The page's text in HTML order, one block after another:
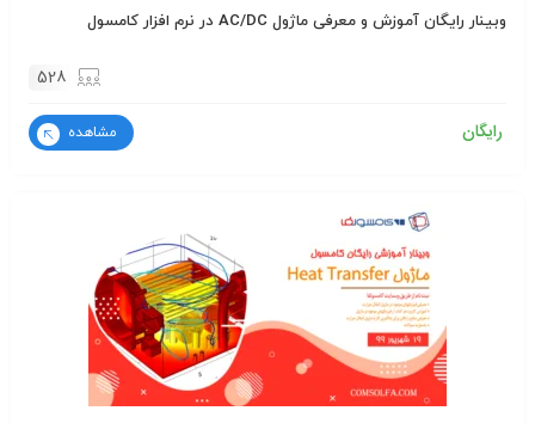
وبینار رایگان آموزش و معرفی ماژول AC/DC در نرم افزار کامسول
528
رایگان مشاهده